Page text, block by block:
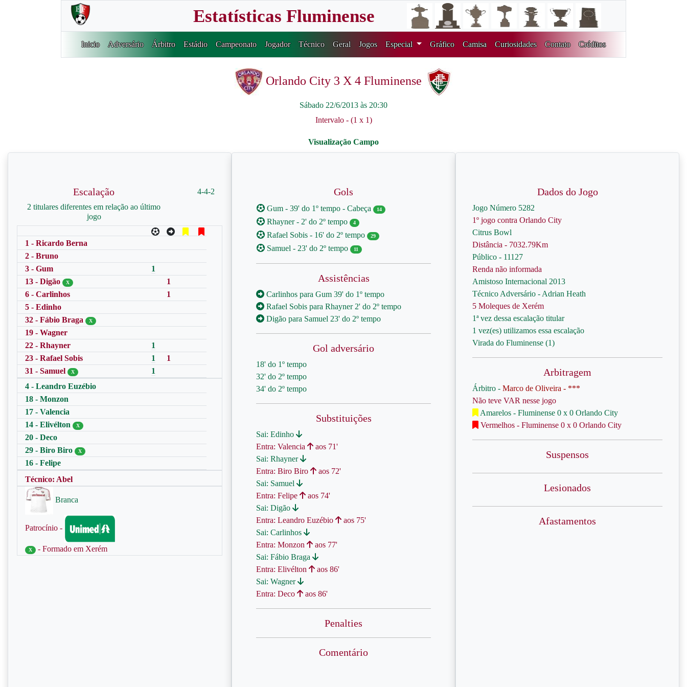
Estatísticas Fluminense
Inicio Adversário Árbitro Estádio Campeonato Jogador Técnico Geral Jogos Especial Gráfico Camisa Curiosidades Contato Créditos
Orlando City 3 X 4 Fluminense
Sábado 22/6/2013 às 20:30
Intervalo - (1 x 1)
Escalação
2 titulares diferentes em relação ao último
jogo
4-4-2
1 - Ricardo Berna
2 - Bruno
3 - Gum
1
13 - Digão
X
1
6 - Carlinhos
1
5 - Edinho
32 - Fábio Braga
X
19 - Wagner
22 - Rhayner
1
23 - Rafael Sobis
1
1
31 - Samuel
X
1
4 - Leandro Euzébio
18 - Monzon
17 - Valencia
14 - Elivélton
X
20 - Deco
29 - Biro Biro
X
16 - Felipe
Técnico: Abel
Branca
Patrocínio -
X - Formado em Xerém
Gols
Gum - 39' do 1º tempo - Cabeça 14
Rhayner - 2' do 2º tempo 4
Rafael Sobis - 16' do 2º tempo 29
Samuel - 23' do 2º tempo 11
Assistências
Carlinhos para Gum 39' do 1º tempo
Rafael Sobis para Rhayner 2' do 2º tempo
Digão para Samuel 23' do 2º tempo
Gol adversário
18' do 1º tempo
32' do 2º tempo
34' do 2º tempo
Substituições
Sai: Edinho
Entra: Valencia
aos 71'
Sai: Rhayner
Entra: Biro Biro
aos 72'
Sai: Samuel
Entra: Felipe
aos 74'
Sai: Digão
Entra: Leandro Euzébio
aos 75'
Sai: Carlinhos
Entra: Monzon
aos 77'
Sai: Fábio Braga
Entra: Elivélton
aos 86'
Sai: Wagner
Entra: Deco
aos 86'
Penalties
Comentário
Dados do Jogo
Jogo Número 5282
1º jogo contra Orlando City
Citrus Bowl
Distância - 7032.79Km
Público - 11127
Renda não informada
Amistoso Internacional 2013
Técnico Adversário - Adrian Heath
5 Moleques de Xerém
1ª vez dessa escalação titular
1 vez(es) utilizamos essa escalação
Virada do Fluminense (1)
Arbitragem
Árbitro - Marco de Oliveira - ***
Não teve VAR nesse jogo
Amarelos - Fluminense 0 x 0 Orlando City
Vermelhos - Fluminense 0 x 0 Orlando City
Suspensos
Lesionados
Afastamentos